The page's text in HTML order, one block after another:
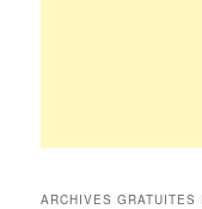
ARCHIVES